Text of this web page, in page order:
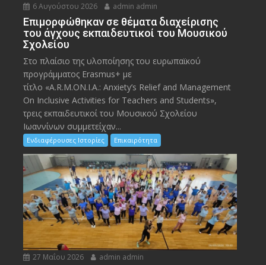
6 Αυγούστου 2026 admin admin
Eπιμορφώθηκαν σε θέματα διαχείρισης
του άγχους εκπαιδευτικοί του Μουσικού
Σχολείου
Στο πλαίσιο της υλοποίησης του ευρωπαϊκού
προγράμματος Erasmus+ με
τίτλο «A.R.M.ON.I.A.: Anxiety’s Relief and Management
On Inclusive Activities for Teachers and Students»,
τρεις εκπαιδευτικοί του Μουσικού Σχολείου
Ιωαννίνων συμμετείχαν...
Ενδιαφέρουσες Ιστορίες Επικαιρότητα
27 Μαΐου 2026 admin admin